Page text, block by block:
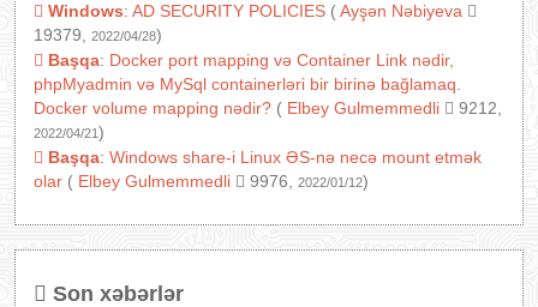
Windows: AD SECURITY POLICIES (Ayşən Nəbiyeva
19379,
2022/04/28)
Başqa: Docker port mapping və Container Link nədir,
phpMyadmin və MySql containerləri bir birinə bağlamaq.
Docker volume mapping nədir? ( Elbey Gulmemmedli 9212,
2022/04/21)
Başqa: Windows share-i Linux ƏS-nə necə mount etmək
olar ( Elbey Gulmemmedli 9976, 2022/01/12)
Son xəbərlər